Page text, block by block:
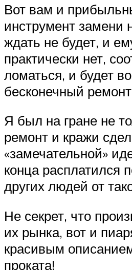
Вот вам и
инструмент замени
ждать не будет, и
практически нет,
ломаться, и будет
бесконечный
Я был на гране не
ремонт и кражи
«замечательной»
конца расплатился
других людей от
Не секрет, что
их рынка, вот и
красивым
проката!